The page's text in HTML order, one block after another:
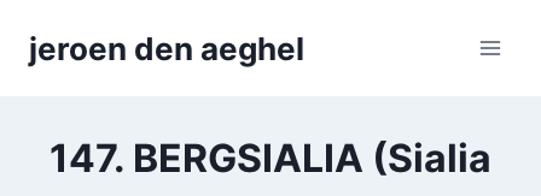
jeroen den aeghel
147. BERGSIALIA (Sialia